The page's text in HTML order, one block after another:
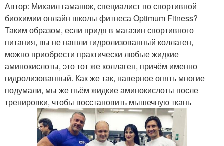
Автор: Михаил гаманюк, специалист по спортивной
биохимии онлайн школы фитнеса Optimum Fitness?
Таким образом, если придя в магазин спортивного
питания, вы не нашли гидролизованный коллаген,
можно приобрести практически любые жидкие
аминокислоты, это тот же коллаген, причём именно
гидролизованный. Как же так, наверное опять многие
подумали, мы же пьём жидкие аминокислоты после
тренировки, чтобы восстановить мышечную ткань